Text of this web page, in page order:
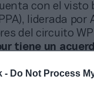
- Do Not Process
con el
liderada
del circuito
tiene un
menos diez